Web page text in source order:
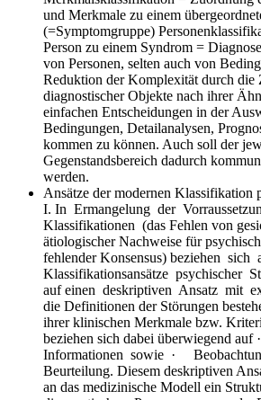
und Merkmale zu einem
(=Symptomgruppe)
Person zu einem Syndrom =
von Personen, selten auch von
Reduktion der Komplexität durch die
diagnostischer Objekte nach ihrer
einfachen Entscheidungen in der
Bedingungen, Detailanalysen,
kommen zu können. Auch soll der
Gegenstandsbereich dadurch
werden.
Ansätze der modernen Klassifikation
I. In Ermangelung der
Klassifikationen (das Fehlen von
ätiologischer Nachweise für
fehlender Konsensus) beziehen sich
Klassifikationsansätze psychischer
auf einen deskriptiven Ansatz mit
die Definitionen der Störungen
ihrer klinischen Merkmale bzw.
beziehen sich dabei überwiegend
Informationen sowie ·
Beurteilung. Diesem deskriptiven
an das medizinische Modell ein